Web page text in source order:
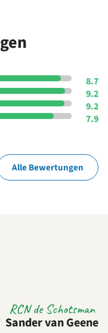
8.7
9.2
9.2
7.9
Alle Bewertungen
RCN de Schotsman
Sander van Geene